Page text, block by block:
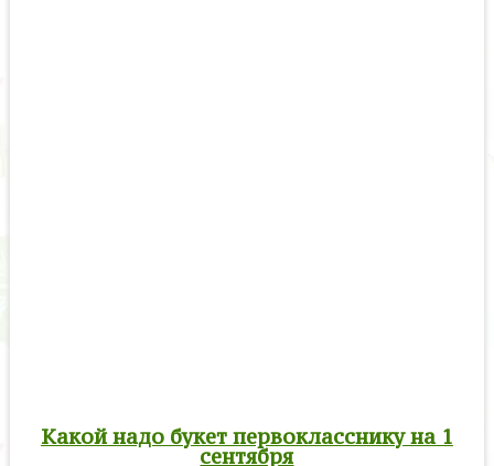
Какой надо букет первокласснику на 1
сентября